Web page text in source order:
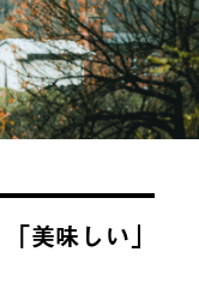
美味しい」